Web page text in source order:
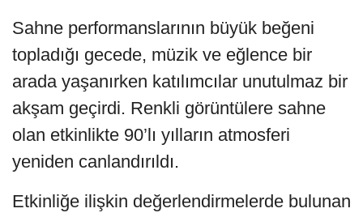
Sahne performanslarının büyük beğeni
topladığı gecede, müzik ve eğlence bir
arada yaşanırken katılımcılar unutulmaz bir
akşam geçirdi. Renkli görüntülere sahne
olan etkinlikte 90’lı yılların atmosferi
yeniden canlandırıldı.
Etkinliğe ilişkin değerlendirmelerde bulunan